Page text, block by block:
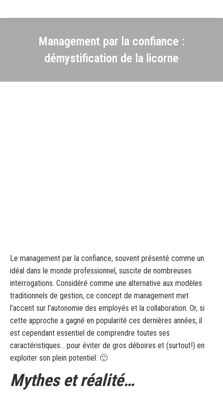
Management par la confiance :
démystification de la licorne
Le management par la confiance, souvent présenté comme un
idéal dans le monde professionnel, suscite de nombreuses
interrogations. Considéré comme une alternative aux modèles
traditionnels de gestion, ce concept de management met
l’accent sur l’autonomie des employés et la collaboration. Or, si
cette approche a gagné en popularité ces dernières années, il
est cependant essentiel de comprendre toutes ses
caractéristiques… pour éviter de gros déboires et (surtout!) en
exploiter son plein potentiel. 🙂
Mythes et réalité…